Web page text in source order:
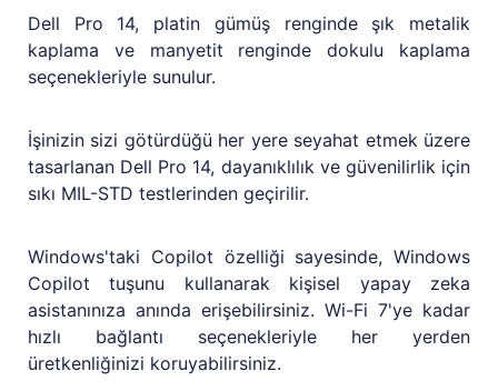
Dell Pro 14, platin gümüş renginde şık metalik
kaplama ve manyetit renginde dokulu kaplama
seçenekleriyle sunulur.
İşinizin sizi götürdüğü her yere seyahat etmek üzere
tasarlanan Dell Pro 14, dayanıklılık ve güvenilirlik için
sıkı MIL-STD testlerinden geçirilir.
Windows'taki Copilot özelliği sayesinde, Windows
Copilot tuşunu kullanarak kişisel yapay zeka
asistanınıza anında erişebilirsiniz. Wi-Fi 7'ye kadar
hızlı bağlantı seçenekleriyle her yerden
üretkenliğinizi koruyabilirsiniz.